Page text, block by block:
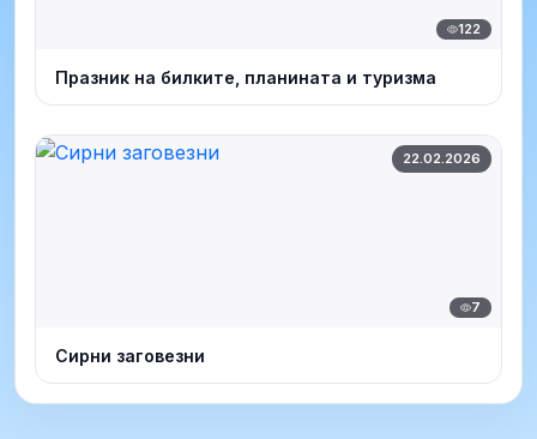
122
Празник на билките, планината и туризма
22.02.2026
7
Сирни заговезни